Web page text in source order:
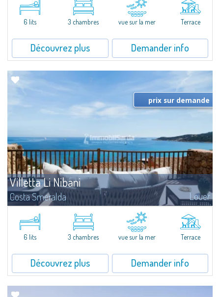
featuring a condo swimming pool and green areas, facing the renowned
Cala di Volpe.The Residence is surrounded by the Mediterranean maquis
and...6 lits 3 chambres vue sur la mer Terrace
Découvrez plus Demander info
Villetta Li Nibani
Costa Smeralda Louer
​A few steps from the Bay of Piccolo Pevero, Villetta Li Nibani is located in a
quiet condo with breathtaking views of the sea of Costa Smeralda, in a
strategic position to reach the beach in a few minutes' walk.The...
prix sur demande
6 lits 3 chambres vue sur la mer Terrace
Découvrez plus Demander info